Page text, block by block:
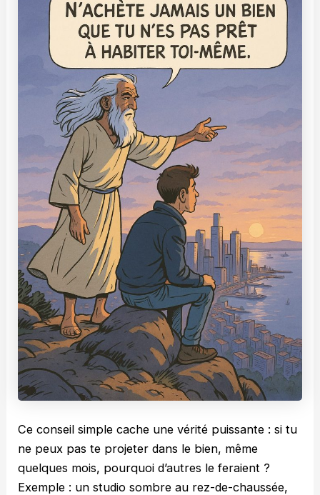
Ce conseil simple cache une vérité puissante : si tu
ne peux pas te projeter dans le bien, même
quelques mois, pourquoi d’autres le feraient ?
Exemple : un studio sombre au rez-de-chaussée,